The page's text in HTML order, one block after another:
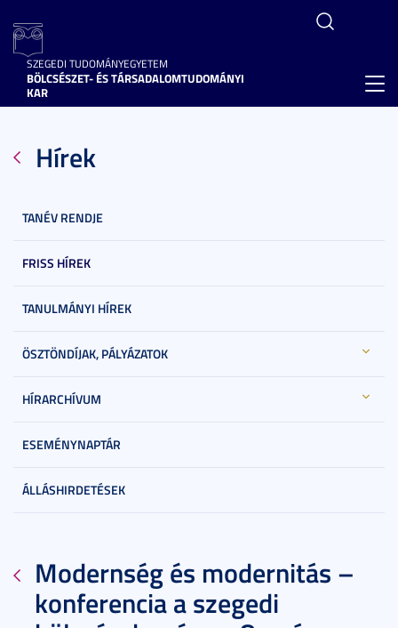
SZEGEDI TUDOMÁNYEGYETEM
BÖLCSÉSZET- ÉS TÁRSADALOMTUDOMÁNYI
KAR
Hírek
TANÉV RENDJE
FRISS HÍREK
TANULMÁNYI HÍREK
ÖSZTÖNDÍJAK, PÁLYÁZATOK
HÍRARCHÍVUM
ESEMÉNYNAPTÁR
ÁLLÁSHIRDETÉSEK
Modernség és modernitás –
konferencia a szegedi